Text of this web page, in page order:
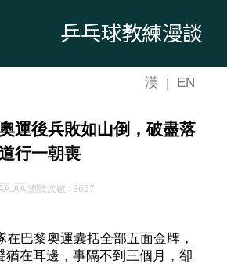
乒乓球教練漫談
漢 | EN
運後兵敗如山倒，破盡落
行一朝喪
瀏覽次數 : 3657
巴黎奧運囊括全部五面金牌，
猶在耳邊，事隔不到三個月，卻